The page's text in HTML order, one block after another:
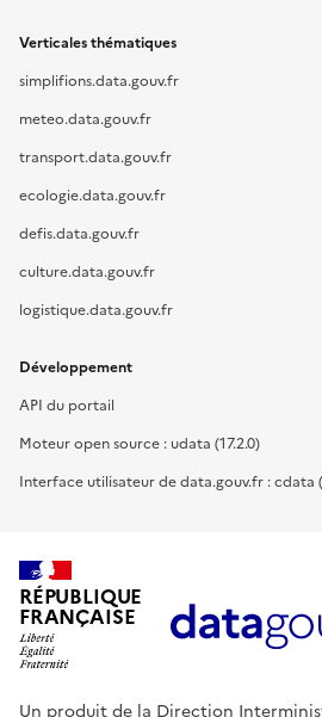
Verticales thématiques
simplifions.data.gouv.fr
meteo.data.gouv.fr
transport.data.gouv.fr
ecologie.data.gouv.fr
defis.data.gouv.fr
culture.data.gouv.fr
logistique.data.gouv.fr
Développement
API du portail
Moteur open source : udata (17.2.0)
Interface utilisateur de data.gouv.fr : cdata
RÉPUBLIQUE
FRANÇAISE
Un produit de la Direction